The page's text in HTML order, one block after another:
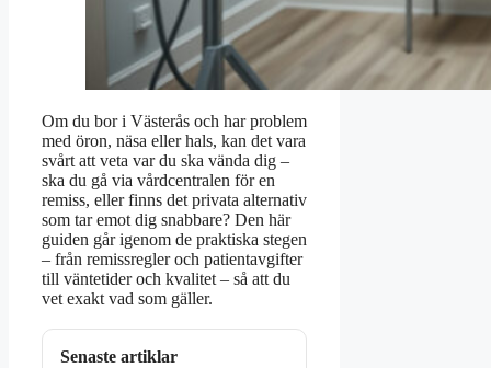
Om du bor i Västerås och har problem
med öron, näsa eller hals, kan det vara
svårt att veta var du ska vända dig –
ska du gå via vårdcentralen för en
remiss, eller finns det privata alternativ
som tar emot dig snabbare? Den här
guiden går igenom de praktiska stegen
– från remissregler och patientavgifter
till väntetider och kvalitet – så att du
vet exakt vad som gäller.
Senaste artiklar